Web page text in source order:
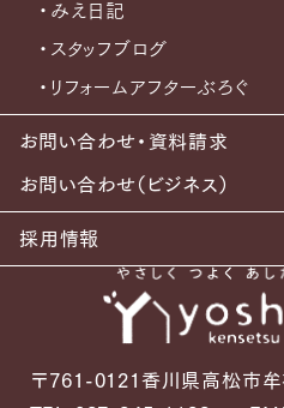
・みえ日記
・スタッフブログ
・リフォームアフターぶろぐ
お問い合わせ・資料請求
お問い合わせ（ビジネス）
採用情報
〒761-0121香川県高松市